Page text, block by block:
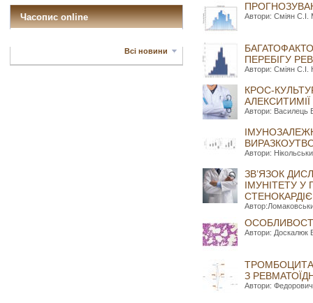
Часопис online
Всі новини
Автори: Сміян
ПЕРЕБІГУ
Автори: Сміян
КРОС-
Автори: Василець
Автори:
ЗВ’ЯЗОК
ІМУНІТЕТУ
Автори: Доскалюк
З
Автори: